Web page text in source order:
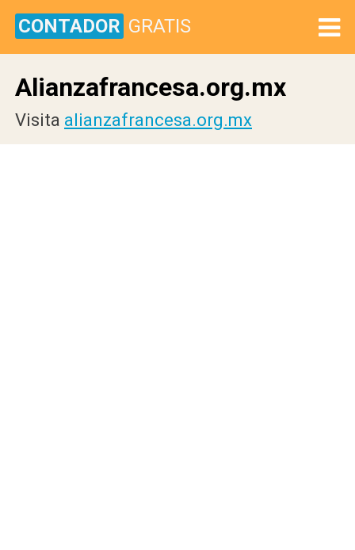
CONTADOR GRATIS
Alianzafrancesa.org.mx
Visita alianzafrancesa.org.mx